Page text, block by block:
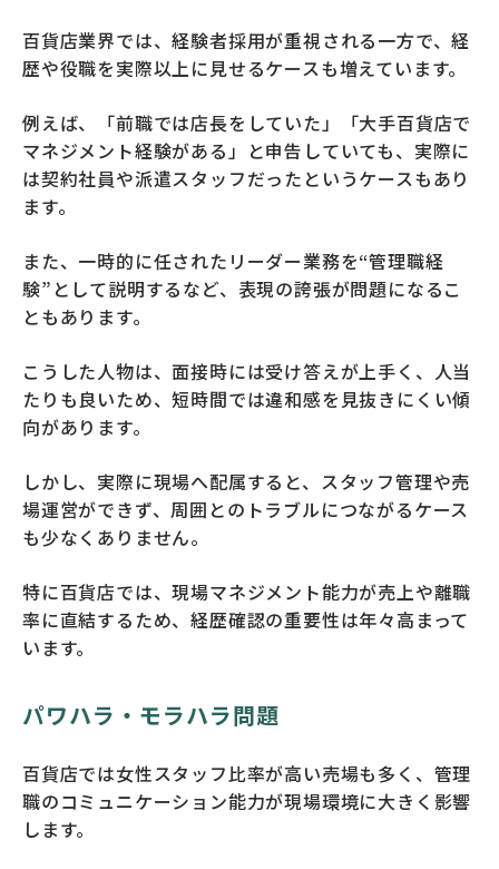
百貨店業界では、経験者採用が重視される一方で、経
歴や役職を実際以上に見せるケースも増えています。
例えば、「前職では店長をしていた」「大手百貨店で
マネジメント経験がある」と申告していても、実際に
は契約社員や派遣スタッフだったというケースもあり
ます。
また、一時的に任されたリーダー業務を“管理職経
験”として説明するなど、表現の誇張が問題になるこ
ともあります。
こうした人物は、面接時には受け答えが上手く、人当
たりも良いため、短時間では違和感を見抜きにくい傾
向があります。
しかし、実際に現場へ配属すると、スタッフ管理や売
場運営ができず、周囲とのトラブルにつながるケース
も少なくありません。
特に百貨店では、現場マネジメント能力が売上や離職
率に直結するため、経歴確認の重要性は年々高まって
います。
パワハラ・モラハラ問題
百貨店では女性スタッフ比率が高い売場も多く、管理
職のコミュニケーション能力が現場環境に大きく影響
します。